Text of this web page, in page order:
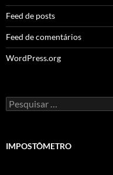
Feed de posts
Feed de comentários
WordPress.org
Pesquisar
por:
IMPOSTÔMETRO